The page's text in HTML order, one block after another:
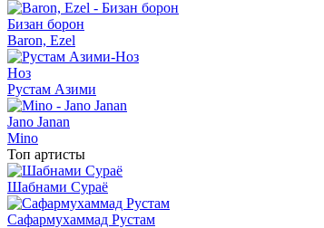
Бизан борон
Baron, Ezel
Ноз
Рустам Азими
Jano Janan
Mino
Топ артисты
Шабнами Сураё
Сафармухаммад Рустам